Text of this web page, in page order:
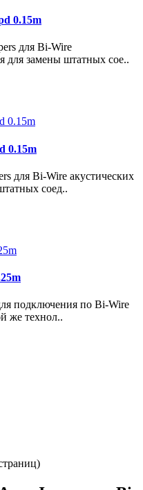
0.15m
для Bi-Wire
для замены штатных сое..
0.15m
для Bi-Wire акустических
соед..
подключения по Bi-Wire
же технол..